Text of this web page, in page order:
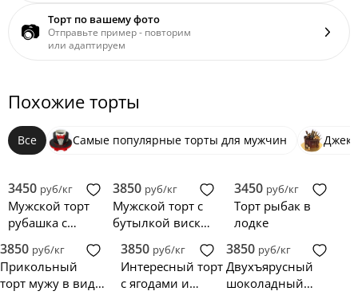
📷 Торт по вашему фото
Отправьте пример - повторим
или адаптируем
Похожие торты
Все Самые популярные торты для мужчин Джек
3450 руб/кг
Мужской торт
рубашка с
3850 руб/кг
Мужской торт с
бутылкой виски
рождение
3450 руб/кг
Торт рыбак в
лодке
3850 руб/кг
Прикольный
торт мужу в виде
3850 руб/кг
Интересный торт
с ягодами и
3850 руб/кг
Двухъярусный
шоколадный